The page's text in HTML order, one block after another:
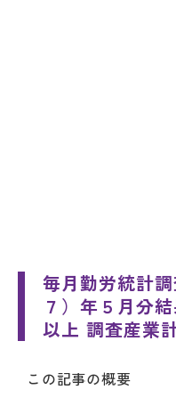
毎月勤労統計
７）年５月分
以上 調査産業
この記事の概要